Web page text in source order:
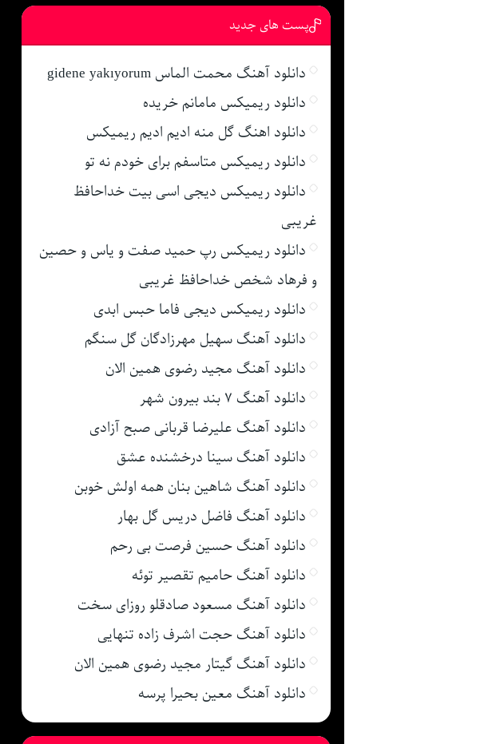
پست های جدید
دانلود آهنگ محمت الماس gidene yakıyorum
دانلود ریمیکس مامانم خریده
دانلود اهنگ گل منه ادیم ادیم ریمیکس
دانلود ریمیکس متاسفم برای خودم نه تو
دانلود ریمیکس دیجی اسی بیت خداحافظ
غریبی
دانلود ریمیکس رپ حمید صفت و یاس و حصین
و فرهاد شخص خداحافظ غریبی
دانلود ریمیکس دیجی فاما حبس ابدی
دانلود آهنگ سهیل مهرزادگان گل سنگم
دانلود آهنگ مجید رضوی همین الان
دانلود آهنگ ۷ بند بیرون شهر
دانلود آهنگ علیرضا قربانی صبح آزادی
دانلود آهنگ سینا درخشنده عشق
دانلود آهنگ شاهین بنان همه اولش خوبن
دانلود آهنگ فاضل دریس گل بهار
دانلود آهنگ حسین فرصت بی رحم
دانلود آهنگ حامیم تقصیر توئه
دانلود آهنگ مسعود صادقلو روزای سخت
دانلود آهنگ حجت اشرف زاده تنهایی
دانلود آهنگ گیتار مجید رضوی همین الان
دانلود آهنگ معین بحیرا پرسه